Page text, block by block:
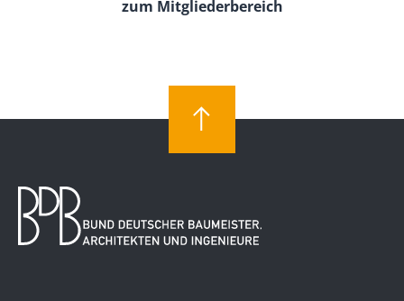
zum Mitgliederbereich